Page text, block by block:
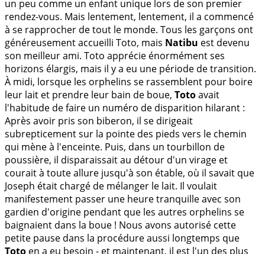
un peu comme un enfant unique lors de son premier
rendez-vous. Mais lentement, lentement, il a commencé
à se rapprocher de tout le monde. Tous les garçons ont
généreusement accueilli Toto, mais Natibu est devenu
son meilleur ami. Toto apprécie énormément ses
horizons élargis, mais il y a eu une période de transition.
À midi, lorsque les orphelins se rassemblent pour boire
leur lait et prendre leur bain de boue, Totoavait
l'habitude de faire un numéro de disparition hilarant :
Après avoir pris son biberon, il se dirigeait
subrepticement sur la pointe des pieds vers le chemin
qui mène à l'enceinte. Puis, dans un tourbillon de
poussière, il disparaissait au détour d'un virage et
courait à toute allure jusqu'à son étable, où il savait que
Joseph était chargé de mélanger le lait. Il voulait
manifestement passer une heure tranquille avec son
gardien d'origine pendant que les autres orphelins se
baignaient dans la boue ! Nous avons autorisé cette
petite pause dans la procédure aussi longtemps que
Toto en a eu besoin - et maintenant, il est l'un des plus